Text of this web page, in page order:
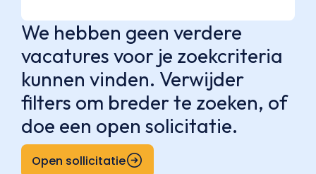
We hebben geen verdere
vacatures voor je zoekcriteria
kunnen vinden. Verwijder
filters om breder te zoeken, of
doe een open solicitatie.
Open sollicitatie